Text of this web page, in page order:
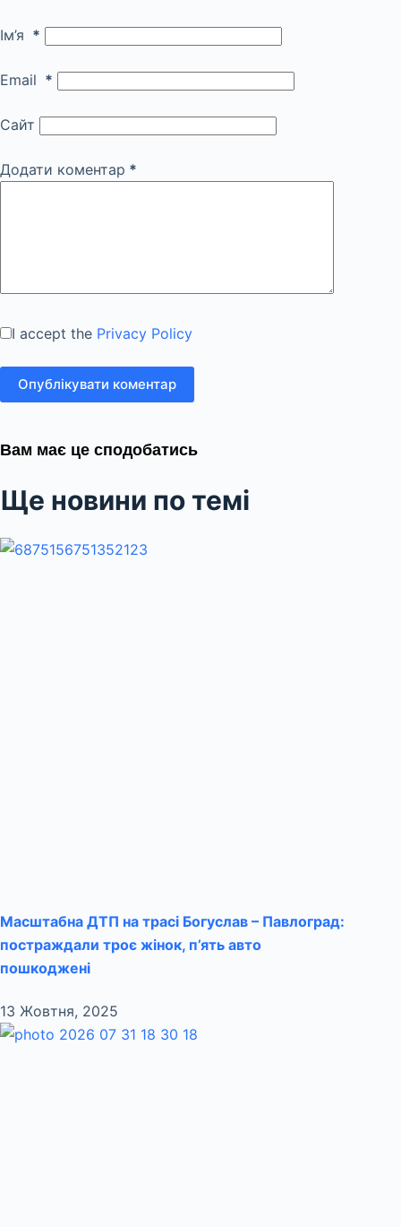
Ім’я *
Email *
Сайт
Додати коментар *
I accept the Privacy Policy
Опублікувати коментар
Вам має це сподобатись
Ще новини по темі
Масштабна ДТП на трасі Богуслав – Павлоград:
постраждали троє жінок, п’ять авто
пошкоджені
13 Жовтня, 2025